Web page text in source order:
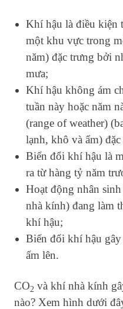
Khí hậu là điều kiện
một khu vực trong
năm) đặc trưng bởi
mưa;
Khí hậu không ám
tuần này hoặc năm
(range of weather)
lạnh, khô và ẩm)
Biến đổi khí hậu là
ra từ hàng tỷ năm
Hoạt động nhân
nhà kính) đang làm
khí hậu;
Biến đổi khí hậu
ấm lên.
CO2 và khí nhà kính
nào? Xem hình dưới